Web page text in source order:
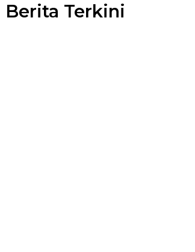
Berita Terkini